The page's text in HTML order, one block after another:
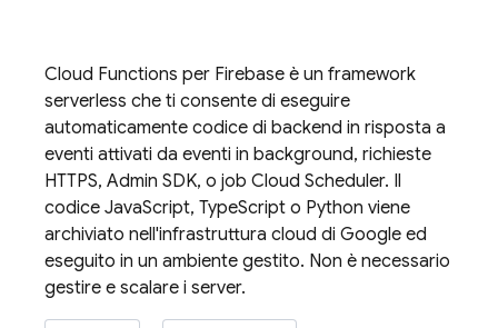
Cloud Functions per Firebase è un framework
serverless che ti consente di eseguire
automaticamente codice di backend in risposta a
eventi attivati da eventi in background, richieste
HTTPS, Admin SDK, o job Cloud Scheduler. Il
codice JavaScript, TypeScript o Python viene
archiviato nell'infrastruttura cloud di Google ed
eseguito in un ambiente gestito. Non è necessario
gestire e scalare i server.